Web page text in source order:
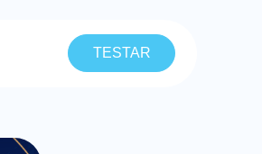
TESTAR